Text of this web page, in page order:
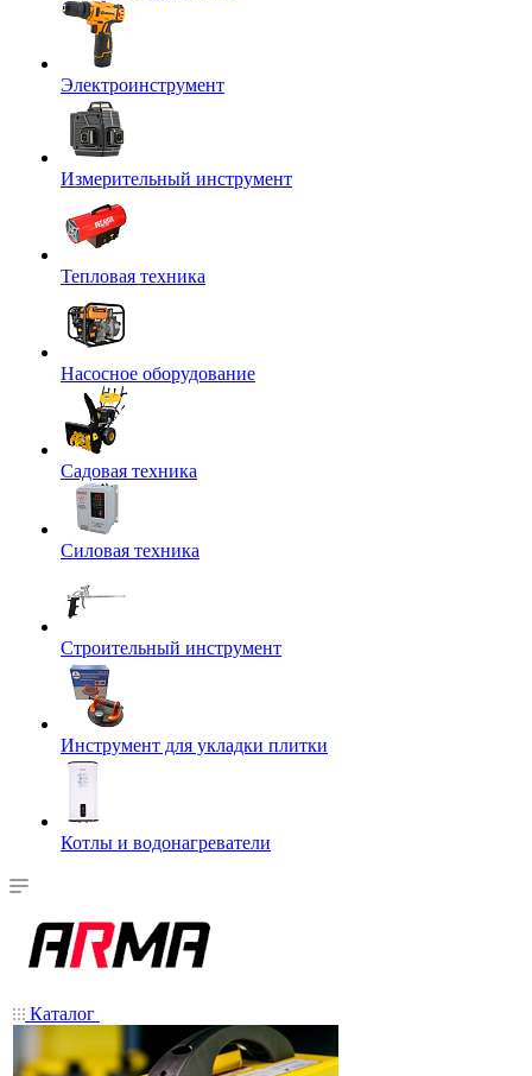
Электроинструмент
Измерительный инструмент
Тепловая техника
Насосное оборудование
Садовая техника
Силовая техника
Строительный инструмент
Инструмент для укладки плитки
Котлы и водонагреватели
Каталог